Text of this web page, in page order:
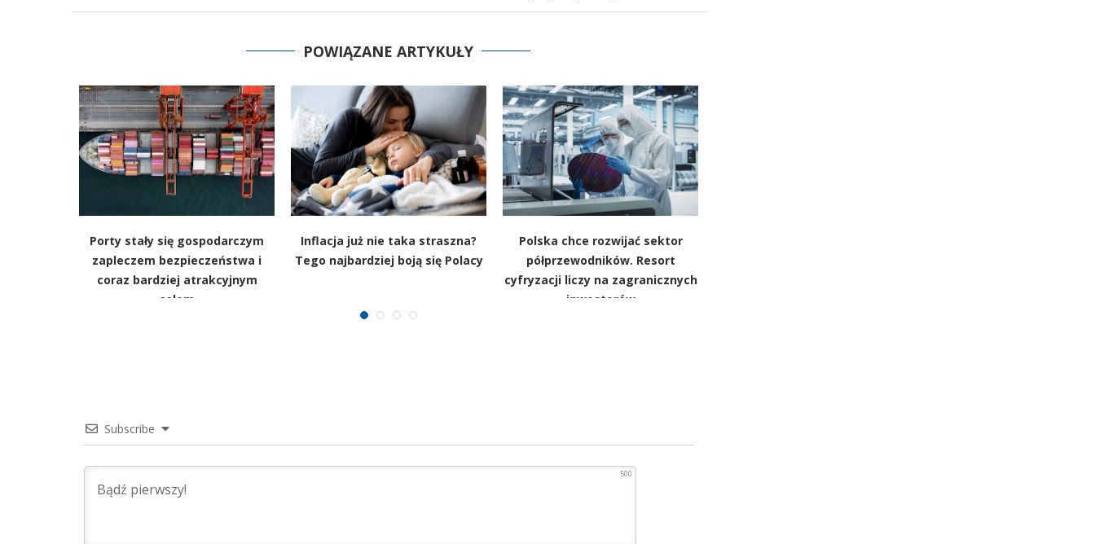
POWIĄZANE ARTYKUŁY
Porty stały się gospodarczym
zapleczem bezpieczeństwa i
coraz bardziej atrakcyjnym
celem
Inflacja już nie taka straszna?
Tego najbardziej boją się Polacy
Polska chce rozwijać sektor
półprzewodników. Resort
cyfryzacji liczy na zagranicznych
inwestorów
Subscribe
500